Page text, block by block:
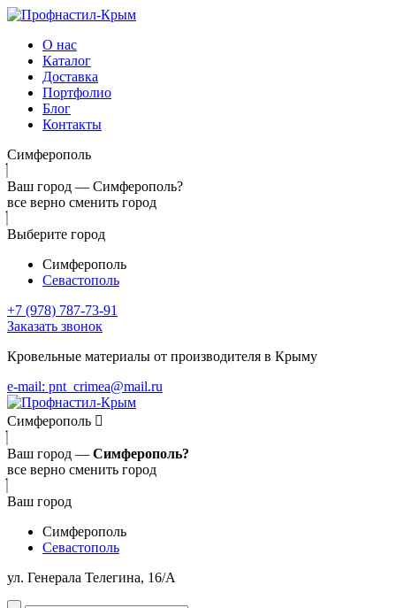
О нас
Каталог
Доставка
Портфолио
Блог
Контакты
Симферополь
Ваш город — Симферополь?
все верно сменить город
Выберите город
Симферополь
Севастополь
+7 (978) 787-73-91
Заказать звонок
Кровельные материалы от производителя в Крыму
e-mail: pnt_crimea@mail.ru
Симферополь
Ваш город — Симферополь?
все верно сменить город
Ваш город
Симферополь
Севастополь
ул. Генерала Телегина, 16/A